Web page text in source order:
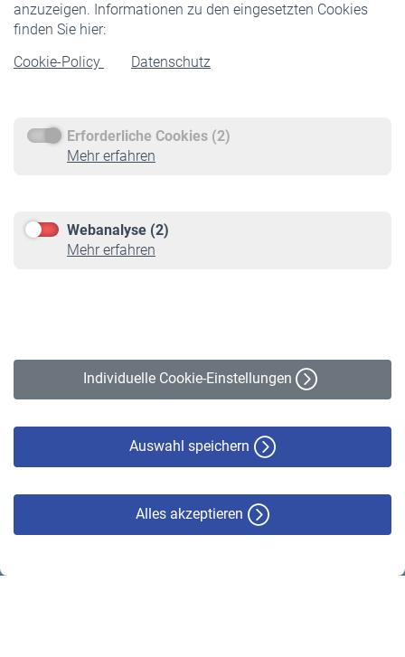
anzuzeigen. Informationen zu den eingesetzten Cookies
finden Sie hier:
Cookie-Policy
Datenschutz
Erforderliche Cookies (2)
Mehr erfahren
Webanalyse (2)
Mehr erfahren
Individuelle Cookie-Einstellungen
Auswahl speichern
Alles akzeptieren
Rentner
Rentenbeginn
Rente beantragen
Service
Informationen
Online-Rechner
VBLnewsletter
Erklärung zur Barrierefreiheit
© VBL 2026